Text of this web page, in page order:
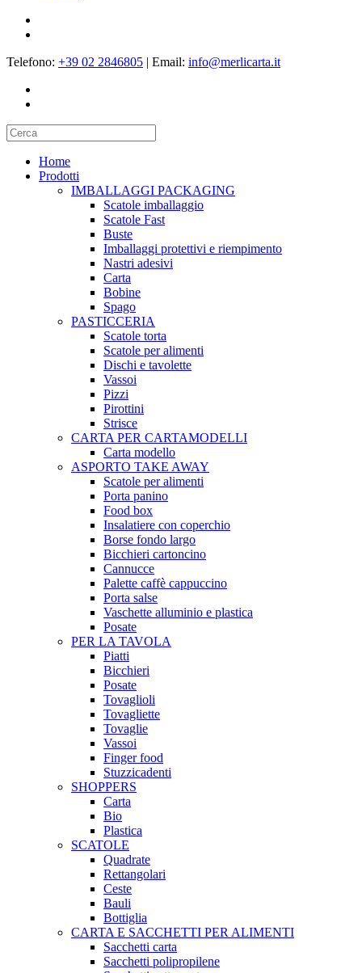
Telefono: +39 02 2846805 | Email: info@merlicarta.it
Home
Prodotti
IMBALLAGGI PACKAGING
Scatole imballaggio
Scatole Fast
Buste
Imballaggi protettivi e riempimento
Nastri adesivi
Carta
Bobine
Spago
PASTICCERIA
Scatole torta
Scatole per alimenti
Dischi e tavolette
Vassoi
Pizzi
Pirottini
Strisce
CARTA PER CARTAMODELLI
Carta modello
ASPORTO TAKE AWAY
Scatole per alimenti
Porta panino
Food box
Insalatiere con coperchio
Borse fondo largo
Bicchieri cartoncino
Cannucce
Palette caffè cappuccino
Porta salse
Vaschette alluminio e plastica
Posate
PER LA TAVOLA
Piatti
Bicchieri
Posate
Tovaglioli
Tovagliette
Tovaglie
Vassoi
Finger food
Stuzzicadenti
SHOPPERS
Carta
Bio
Plastica
SCATOLE
Quadrate
Rettangolari
Ceste
Bauli
Bottiglia
CARTA E SACCHETTI PER ALIMENTI
Sacchetti carta
Sacchetti polipropilene